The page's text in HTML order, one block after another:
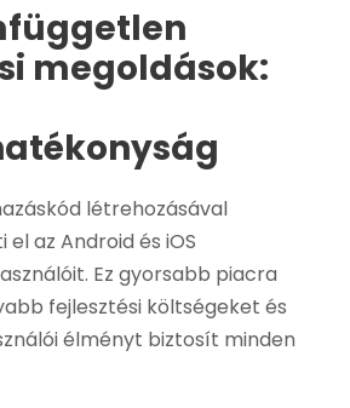
megoldások:
létrehozásával
az Android és iOS
Ez gyorsabb piacra
fejlesztési költségeket és
élményt biztosít minden